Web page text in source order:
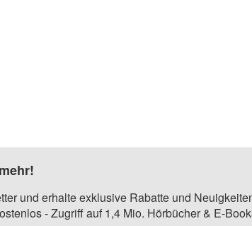
und erhalte exklusive Rabatte und
- Zugriff auf 1,4 Mio. Hörbücher & E-